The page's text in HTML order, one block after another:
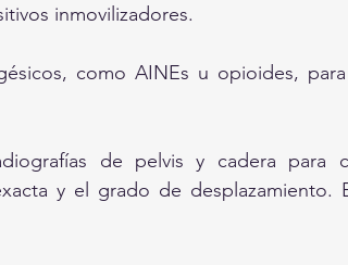
inmovilizadores.
como AINEs u opioides, para
de pelvis y cadera para
y el grado de desplazamiento.